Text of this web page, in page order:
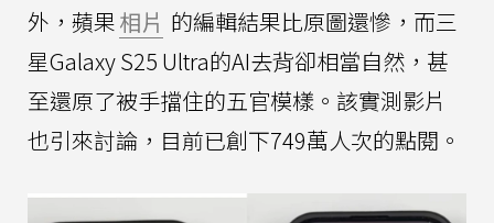
外，蘋果相片 的編輯結果比原圖還慘，而三
星Galaxy S25 Ultra的AI去背卻相當自然，甚
至還原了被手擋住的五官模樣。該實測影片
也引來討論，目前已創下749萬人次的點閱。